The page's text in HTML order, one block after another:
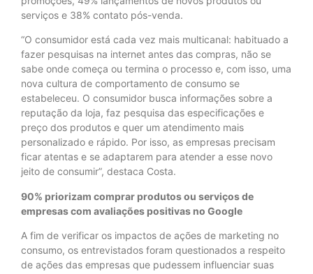
serviços e 38% contato pós-venda.
“O consumidor está cada vez mais multicanal: habituado a
fazer pesquisas na internet antes das compras, não se
sabe onde começa ou termina o processo e, com isso, uma
nova cultura de comportamento de consumo se
estabeleceu. O consumidor busca informações sobre a
reputação da loja, faz pesquisa das especificações e
preço dos produtos e quer um atendimento mais
personalizado e rápido. Por isso, as empresas precisam
ficar atentas e se adaptarem para atender a esse novo
jeito de consumir”, destaca Costa.
90% priorizam comprar produtos ou serviços de
empresas com avaliações positivas no Google
A fim de verificar os impactos de ações de marketing no
consumo, os entrevistados foram questionados a respeito
de ações das empresas que pudessem influenciar suas